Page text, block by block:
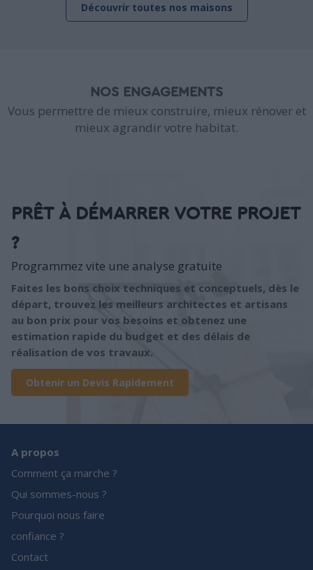
Découvrir toutes nos maisons
NOS ENGAGEMENTS
Vous permettre de mieux construire, mieux rénover et
mieux agrandir votre habitat.
PRÊT À DÉMARRER VOTRE PROJET
?
Programmez vite une analyse gratuite
Faites les bons choix techniques et conceptuels, dès le
départ, trouvez les meilleurs architectes et artisans
au bon prix pour vos besoins et obtenez une
estimation rapide du budget et des délais de
réalisation de vos travaux.
Obtenir un Devis Rapidement
A propos
Comment ça marche ?
Qui sommes-nous ?
Pourquoi nous faire
confiance ?
Contact